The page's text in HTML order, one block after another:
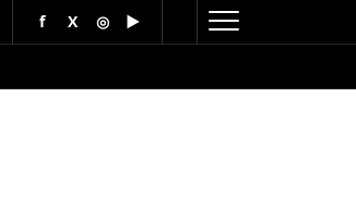
f X ◎ ▶